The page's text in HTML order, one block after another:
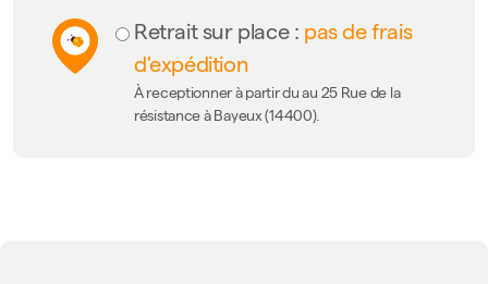
Retrait sur place : pas de frais
d'expédition
À receptionner à partir du au 25 Rue de la
résistance à Bayeux (14400).